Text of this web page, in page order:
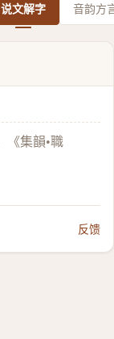
说文解字 音韵方
《集韻•職
反馈